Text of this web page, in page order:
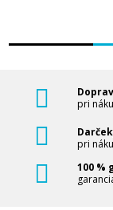
pri
pri
100 %